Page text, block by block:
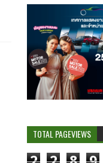
TOTAL PAGEVIEWS